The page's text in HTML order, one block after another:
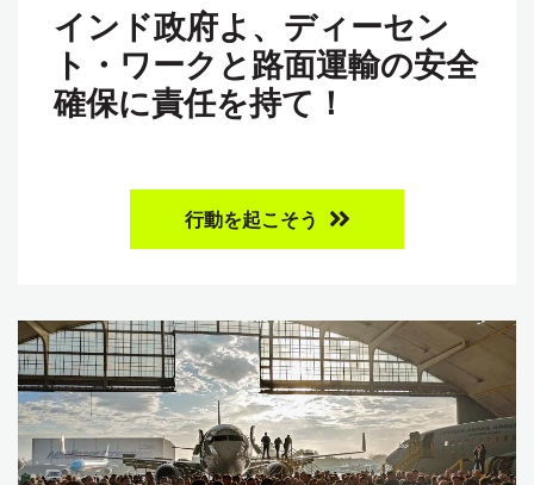
インド政府よ、ディーセン
ト・ワークと路面運輸の安全
確保に責任を持て！
行動を起こそう